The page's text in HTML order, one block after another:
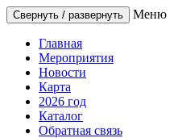
Свернуть / развернуть Меню
Главная
Мероприятия
Новости
Карта
2026 год
Каталог
Обратная связь